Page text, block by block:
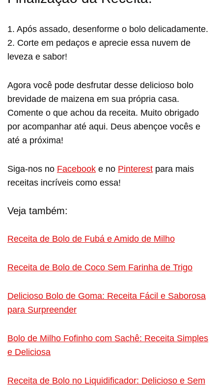
1. Após assado, desenforme o bolo delicadamente.
2. Corte em pedaços e aprecie essa nuvem de
leveza e sabor!
Agora você pode desfrutar desse delicioso bolo
brevidade de maizena em sua própria casa.
Comente o que achou da receita. Muito obrigado
por acompanhar até aqui. Deus abençoe vocês e
até a próxima!
Siga-nos no Facebook e no Pinterest para mais
receitas incríveis como essa!
Veja também:
Receita de Bolo de Fubá e Amido de Milho
Receita de Bolo de Coco Sem Farinha de Trigo
Delicioso Bolo de Goma: Receita Fácil e Saborosa
para Surpreender
Bolo de Milho Fofinho com Sachê: Receita Simples
e Deliciosa
Receita de Bolo no Liquidificador: Delicioso e Sem